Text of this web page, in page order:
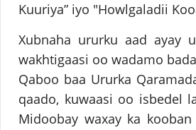
Kuuriya” iyo "Howlgaladii
Xubnaha ururku aad ayay
wakhtigaasi oo wadamo
Qaboo baa Ururka
qaado, kuwaasi oo isbedel
Midoobay waxay ka